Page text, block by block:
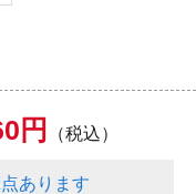
円 （税込）
あります